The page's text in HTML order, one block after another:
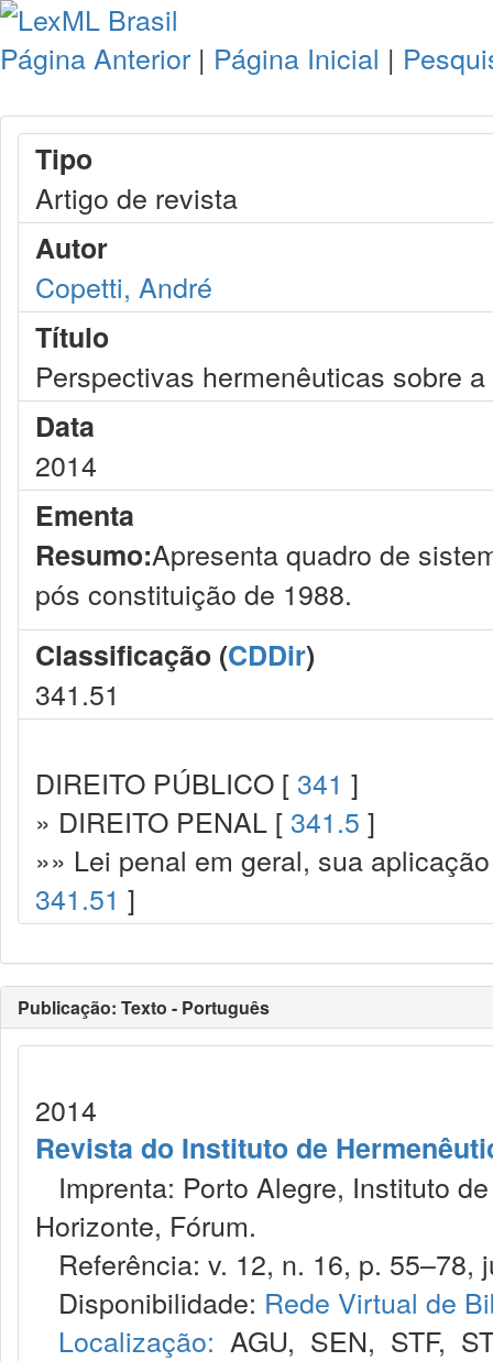
Página Anterior | Página Inicial |
Tipo
Artigo de revista
Autor
Copetti, André
Título
Perspectivas hermenêuticas sobre
Data
2014
Ementa
Resumo:Apresenta quadro de
pós constituição de 1988.
Classificação (CDDir)
341.51
DIREITO PÚBLICO [ 341 ]
» DIREITO PENAL [ 341.5 ]
»» Lei penal em geral, sua
341.51 ]
Publicação: Texto - Português
2014
Revista do Instituto de
Imprenta: Porto Alegre, Instituto
Horizonte, Fórum.
Referência: v. 12, n. 16, p. 55–78,
Disponibilidade: Rede Virtual de
Localização: AGU, SEN, STF,